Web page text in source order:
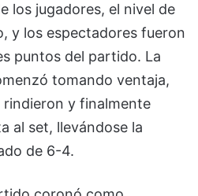
los jugadores, el nivel de
y los espectadores fueron
puntos del partido. La
tomando ventaja,
rindieron y finalmente
al set, llevándose la
de 6-4.